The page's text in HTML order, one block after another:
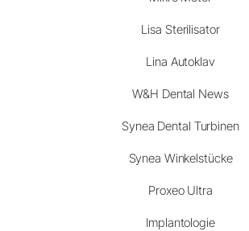
Lisa Sterilisator
Lina Autoklav
W&H Dental News
Synea Dental Turbinen
Synea Winkelstücke
Proxeo Ultra
Implantologie